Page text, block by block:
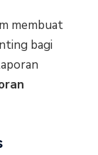
membuat
bagi